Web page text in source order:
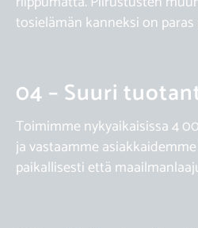
tosielämän kanneksi on
04 – Suuri
Toimimme nykyaikaisissa 4
ja vastaamme
paikallisesti että